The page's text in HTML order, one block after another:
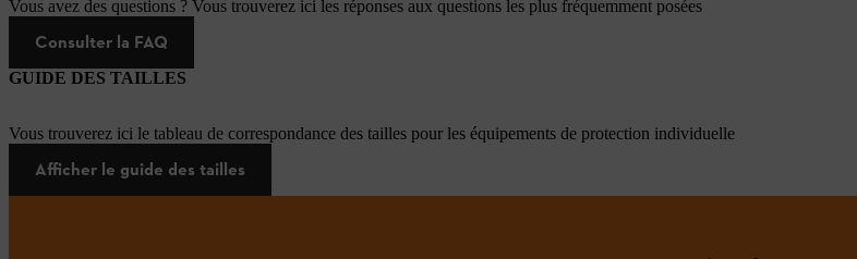
Vous avez des questions ? Vous trouverez ici les réponses aux questions les plus fréquemment posées
Consulter la FAQ
GUIDE DES TAILLES
Vous trouverez ici le tableau de correspondance des tailles pour les équipements de protection individuelle
Afficher le guide des tailles